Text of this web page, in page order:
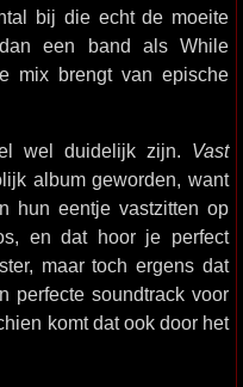
bij die echt de moeite
een band als While
mix brengt van epische
wel duidelijk zijn. Vast
album geworden, want
hun eentje vastzitten op
en dat hoor je perfect
maar toch ergens dat
perfecte soundtrack voor
komt dat ook door het